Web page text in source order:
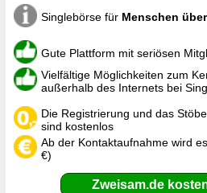
Singlebörse für Menschen
Gute Plattform mit seriösen
Vielfältige Möglichkeiten zum
außerhalb des Internets bei
Die Registrierung und das
sind kostenlos
Ab der Kontaktaufnahme wird
€)
Zweisam.de